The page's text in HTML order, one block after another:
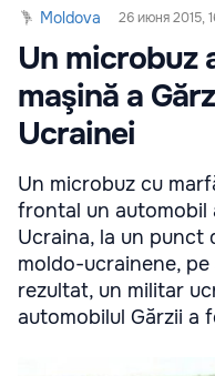
Moldova 26 июня 2015,
Un microbuz
maşină a
Ucrainei
Un microbuz cu
frontal un automobil
Ucraina, la un
moldo-ucrainene,
rezultat, un militar
automobilul Gărzii a